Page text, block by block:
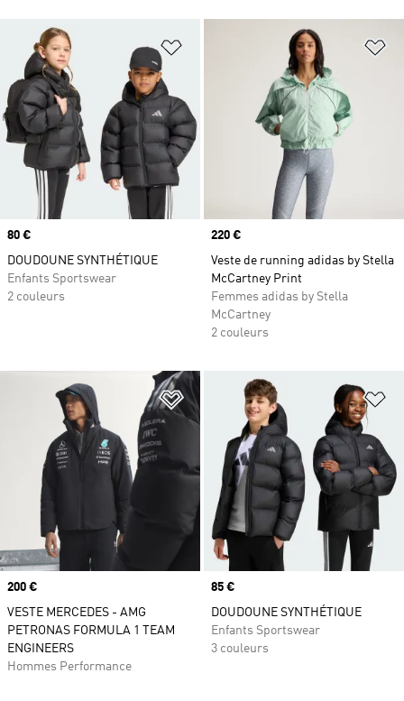
Ajouter à la Liste de produits
Prix
80 €
DOUDOUNE SYNTHÉTIQUE
Enfants Sportswear
2 couleurs
Prix
220 €
Veste de running adidas by Stella
McCartney Print
Femmes adidas by Stella
McCartney
2 couleurs
Ajouter à la Liste de produits
Prix
200 €
VESTE MERCEDES - AMG
PETRONAS FORMULA 1 TEAM
ENGINEERS
Hommes Performance
Prix
85 €
DOUDOUNE SYNTHÉTIQUE
Enfants Sportswear
3 couleurs